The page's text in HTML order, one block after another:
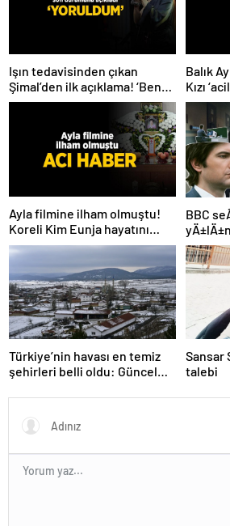
Işın tedavisinden çıkan
Şimal’den ilk açıklama! ‘Ben
çok yoruldum’
Balık
Kızı
Ayla filmine ilham olmuştu!
Koreli Kim Eunja hayatını
kaybetti
BBC
Türkiye’nin havası en temiz
şehirleri belli oldu: Güncel
herkesi şaşırtıyor…
Sansar
talebi